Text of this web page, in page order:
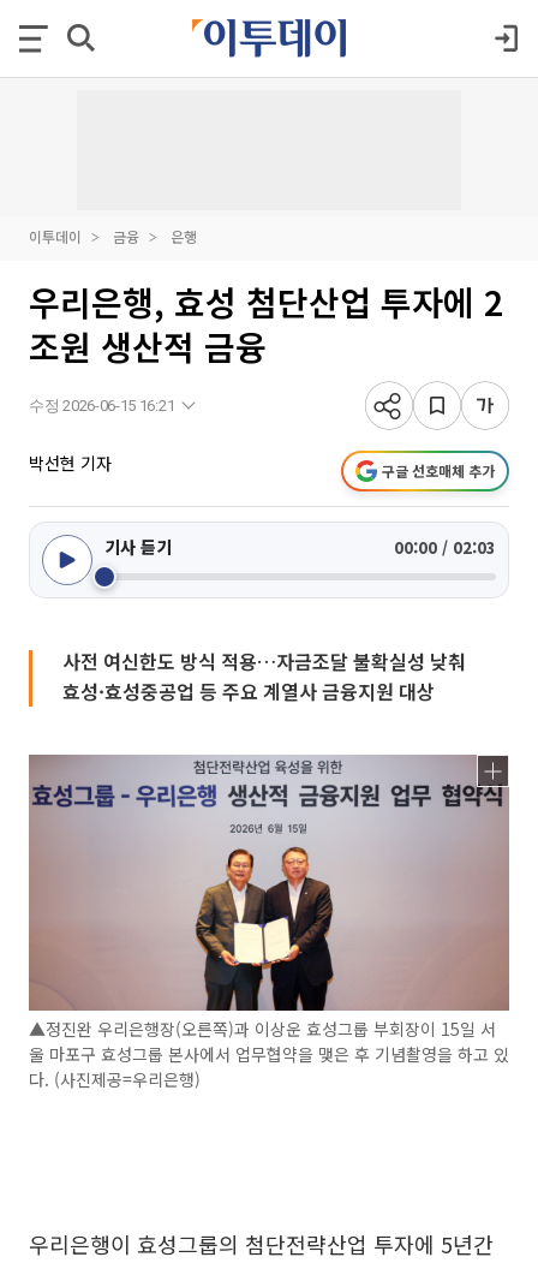
이투데이 금융 은행
우리은행, 효성 첨단산업 투자에 2
조원 생산적 금융
수정 2026-06-15 16:21
박선현 기자 구글 선호매체 추가
기사 듣기 00:00 / 02:03
사전 여신한도 방식 적용…자금조달 불확실성 낮춰
효성·효성중공업 등 주요 계열사 금융지원 대상
▲정진완 우리은행장(오른쪽)과 이상운 효성그룹 부회장이 15일 서
울 마포구 효성그룹 본사에서 업무협약을 맺은 후 기념촬영을 하고 있
다. (사진제공=우리은행)
우리은행이 효성그룹의 첨단전략산업 투자에 5년간